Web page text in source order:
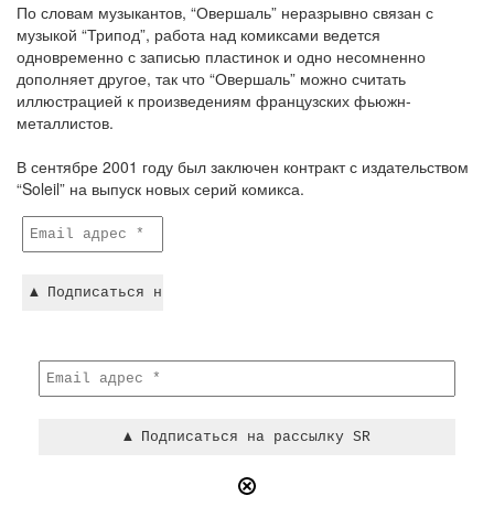
По словам музыкантов, “Овершаль” неразрывно связан с
музыкой “Трипод”, работа над комиксами ведется
одновременно с записью пластинок и одно несомненно
дополняет другое, так что “Овершаль” можно считать
иллюстрацией к произведениям французских фьюжн-
металлистов.
В сентябре 2001 году был заключен контракт с издательством
“Soleil” на выпуск новых серий комикса.